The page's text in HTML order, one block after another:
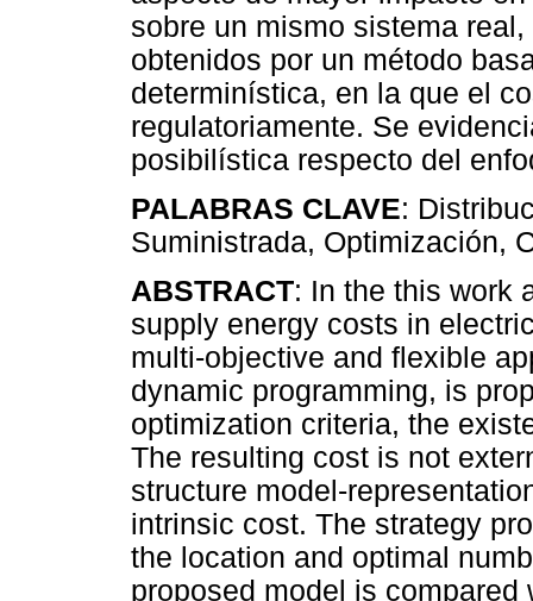
sobre un mismo sistema
obtenidos por un método
determinística, en la que el
regulatoriamente. Se
posibilística respecto del
PALABRAS CLAVE:
Suministrada, Optimización,
ABSTRACT: In the this work
supply energy costs in
multi-objective and flexible
dynamic programming, is
optimization criteria, the
The resulting cost is not
structure model-
intrinsic cost. The strategy
the location and optimal
proposed model is